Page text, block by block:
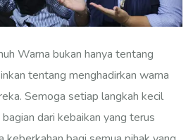
Warna bukan hanya tentang
tentang menghadirkan warna
Semoga setiap langkah kecil
dari kebaikan yang terus